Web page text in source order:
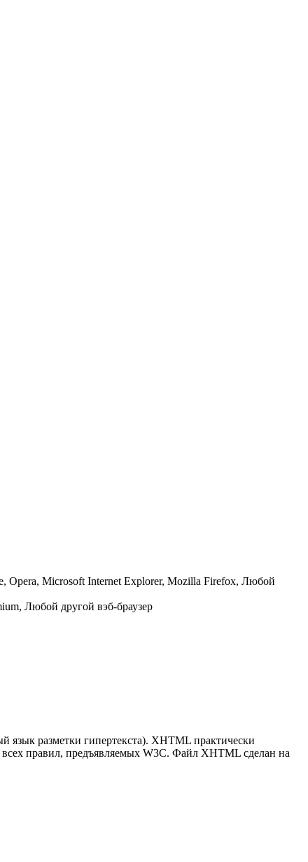
Opera, Microsoft Internet Explorer, Mozilla Firefox, Любой
Любой другой вэб-браузер
разметки гипертекста). XHTML практически
всех правил, предъявляемых W3C. Файл XHTML сделан на